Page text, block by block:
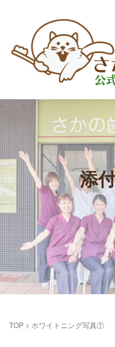
添
TOP > ホワイトニング写真①